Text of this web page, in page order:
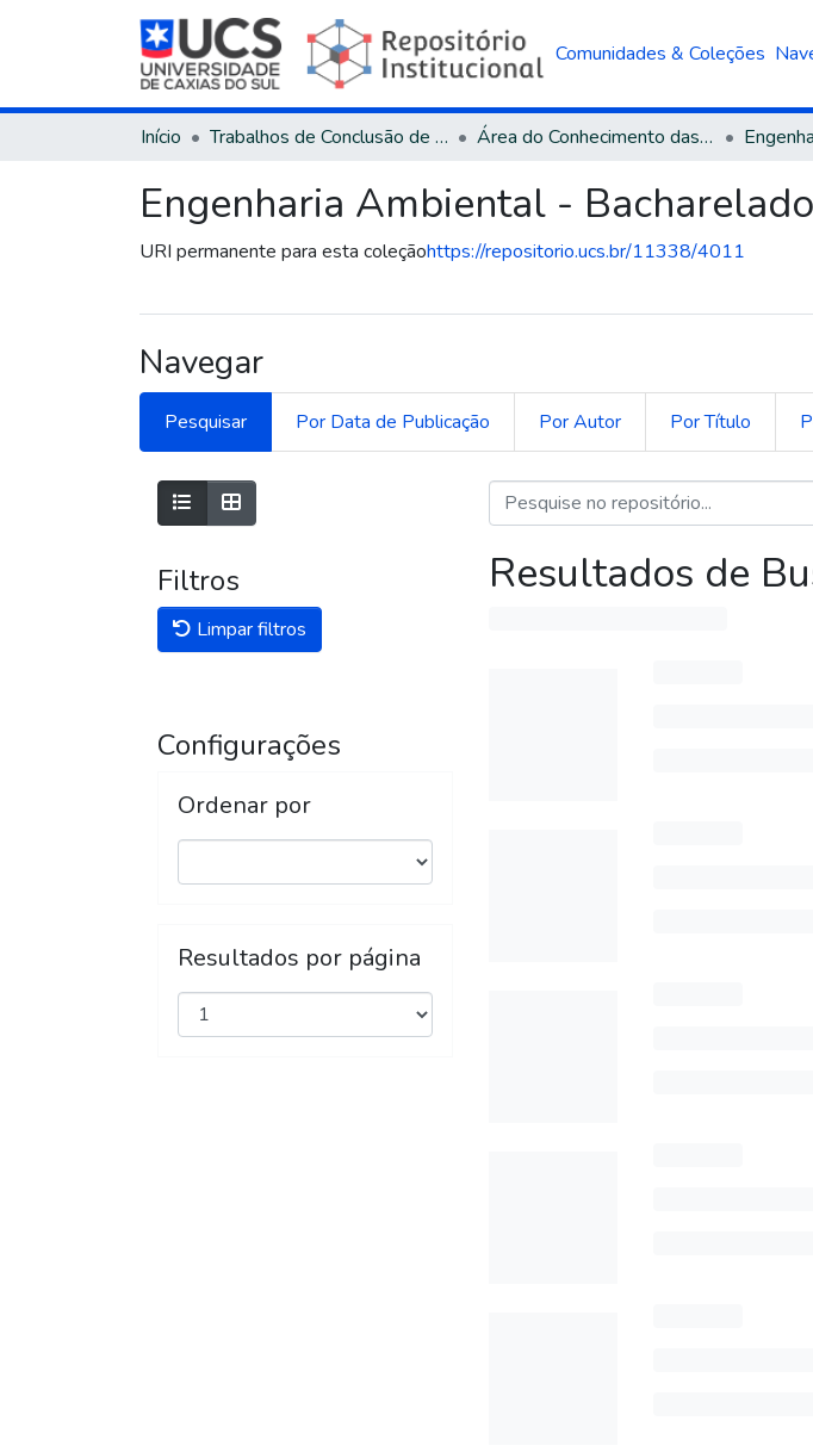
Comunidades & Coleções
Início Trabalhos de Conclusão de Curso Área do Conhecimento das Engenharias
Engenharia Ambiental - Bacharelado
URI permanente para esta coleçãohttps://repositorio.ucs.br/11338/4011
Navegar
Pesquisar Por Data de Publicação Por Autor Por Título
Filtros
Limpar filtros
Configurações
Ordenar por
Resultados por página
Resultados de